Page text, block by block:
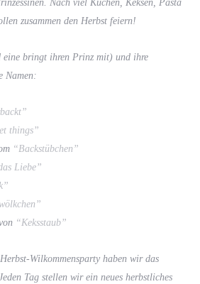
Nach viel Kuchen, Keksen, Pasta
zusammen den Herbst feiern!
eine bringt ihren Prinz mit) und ihre
Namen:
things”
“Backstübchen”
Liebe”
“Keksstaub”
Wilkommensparty haben wir das
Tag stellen wir ein neues herbstliches